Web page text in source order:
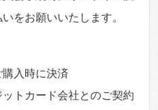
をお願いいたします。
入時に決済
トカード会社とのご契約